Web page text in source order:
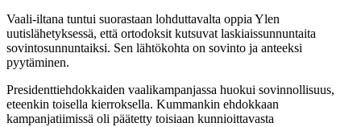
Vaali-iltana tuntui suorastaan lohduttavalta oppia Ylen
uutislähetyksessä, että ortodoksit kutsuvat laskiaissunnuntaita
sovintosunnuntaiksi. Sen lähtökohta on sovinto ja anteeksi
pyytäminen.
Presidenttiehdokkaiden vaalikampanjassa huokui sovinnollisuus,
eteenkin toisella kierroksella. Kummankin ehdokkaan
kampanjatiimissä oli päätetty toisiaan kunnioittavasta